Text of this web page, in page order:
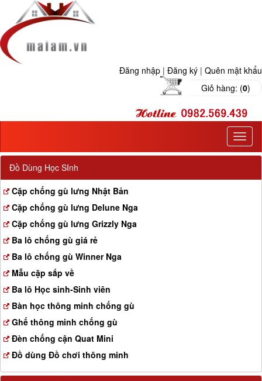
Đăng nhập | Đăng ký | Quên mật khẩu
Giỏ hàng: (0)
T
o
Đồ Dùng Học SInh
Cặp chống gù lưng Nhật Bản
Cặp chống gù lưng Delune Nga
Cặp chống gù lưng Grizzly Nga
Ba lô chống gù giá rẻ
Ba lô chống gù Winner Nga
Mẫu cặp sắp về
Ba lô Học sinh-Sinh viên
Bàn học thông minh chống gù
Ghế thông minh chống gù
Đèn chống cận Quat Mini
Đồ dùng Đồ chơi thông minh